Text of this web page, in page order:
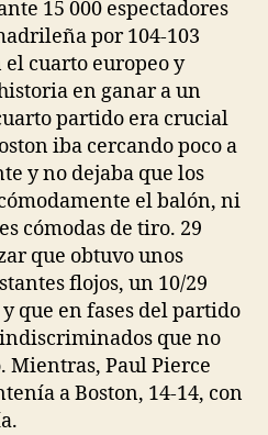
15 000 espectadores
por 104-103
cuarto europeo y
en ganar a un
partido era crucial
iba cercando poco a
y no dejaba que los
el balón, ni
cómodas de tiro. 29
que obtuvo unos
flojos, un 10/29
que en fases del partido
que no
Mientras, Paul Pierce
a Boston, 14-14, con